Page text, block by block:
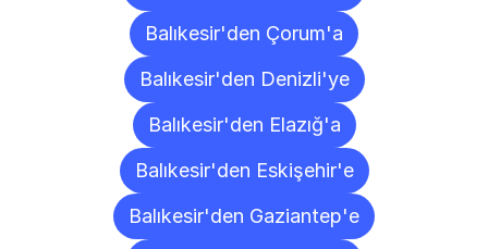
Balıkesir'den Çorum'a
Balıkesir'den Denizli'ye
Balıkesir'den Elazığ'a
Balıkesir'den Eskişehir'e
Balıkesir'den Gaziantep'e